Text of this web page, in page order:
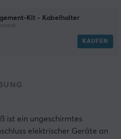
Kit - Kabelhalter
KAUFEN
ist ein ungeschirmtes
elektrischer Geräte an